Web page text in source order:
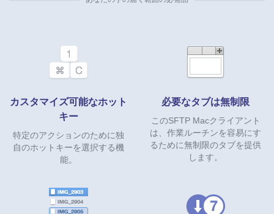
カスタマイズ可能なホット
キー
特定のアクションのために独
自のホットキーを選択する機
能。
必要なタブは無制限
このSFTP Macクライアント
は、作業ルーチンを容易にす
るために無制限のタブを提供
します。